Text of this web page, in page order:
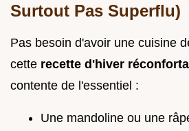
Surtout Pas Superflu)
Pas besoin d'avoir une cuisine
cette recette d'hiver
contente de l'essentiel :
Une mandoline ou une